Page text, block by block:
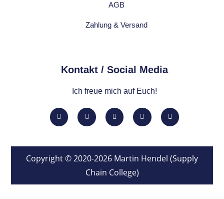
AGB
Zahlung & Versand
Kontakt / Social Media​
Ich freue mich auf Euch!
Copyright © 2020-2026 Martin Hendel (Supply
Chain College)